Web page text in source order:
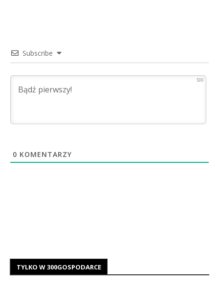
Subscribe
500
0 KOMENTARZY
TYLKO W 300GOSPODARCE